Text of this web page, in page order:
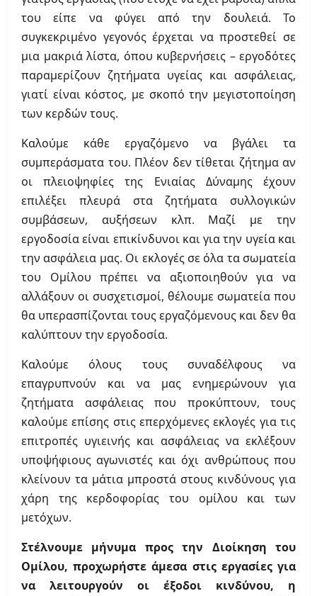
του είπε να φύγει από την δουλειά. Το
συγκεκριμένο γεγονός έρχεται να προστεθεί σε
μια μακριά λίστα, όπου κυβερνήσεις – εργοδότες
παραμερίζουν ζητήματα υγείας και ασφάλειας,
γιατί είναι κόστος, με σκοπό την μεγιστοποίηση
των κερδών τους.
Καλούμε κάθε εργαζόμενο να βγάλει τα
συμπεράσματα του. Πλέον δεν τίθεται ζήτημα αν
οι πλειοψηφίες της Ενιαίας Δύναμης έχουν
επιλέξει πλευρά στα ζητήματα συλλογικών
συμβάσεων, αυξήσεων κλπ. Μαζί με την
εργοδοσία είναι επικίνδυνοι και για την υγεία και
την ασφάλεια μας. Οι εκλογές σε όλα τα σωματεία
του Ομίλου πρέπει να αξιοποιηθούν για να
αλλάξουν οι συσχετισμοί, θέλουμε σωματεία που
θα υπερασπίζονται τους εργαζόμενους και δεν θα
καλύπτουν την εργοδοσία.
Καλούμε όλους τους συναδέλφους να
επαγρυπνούν και να μας ενημερώνουν για
ζητήματα ασφάλειας που προκύπτουν, τους
καλούμε επίσης στις επερχόμενες εκλογές για τις
επιτροπές υγιεινής και ασφάλειας να εκλέξουν
υποψήφιους αγωνιστές και όχι ανθρώπους που
κλείνουν τα μάτια μπροστά στους κινδύνους για
χάρη της κερδοφορίας του ομίλου και των
μετόχων.
Στέλνουμε μήνυμα προς την Διοίκηση του
Ομίλου, προχωρήστε άμεσα στις εργασίες για
να λειτουργούν οι έξοδοι κινδύνου, η